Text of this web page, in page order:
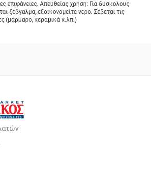
επιφάνειες. Απευθείας χρήση: Για δύσκολους
ξέβγαλμα, εξοικονομείτε νερο. Σέβεται τις
(μάρμαρο, κεραμικά κ.λπ.)